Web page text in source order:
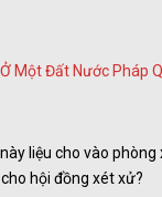
liệu cho vào
cho hội đồng xét xử?